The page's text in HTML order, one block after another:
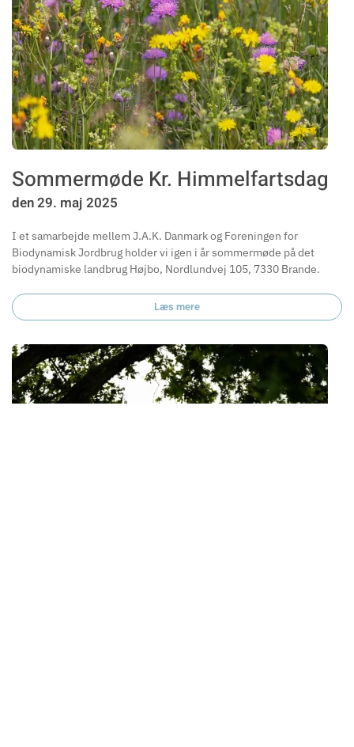
Sommermøde Kr. Himmelfartsdag
den 29. maj 2025
I et samarbejde mellem J.A.K. Danmark og Foreningen for
Biodynamisk Jordbrug holder vi igen i år sommermøde på det
biodynamiske landbrug Højbo, Nordlundvej 105, 7330 Brande.
Læs mere